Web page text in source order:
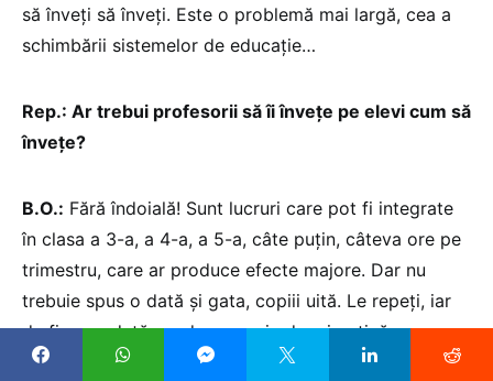
să înveți să înveți. Este o problemă mai largă, cea a
schimbării sistemelor de educație…
Rep.: Ar trebui profesorii să îi învețe pe elevi cum să
învețe?
B.O.: Fără îndoială! Sunt lucruri care pot fi integrate
în clasa a 3-a, a 4-a, a 5-a, câte puțin, câteva ore pe
trimestru, care ar produce efecte majore. Dar nu
trebuie spus o dată și gata, copiii uită. Le repeți, iar
de fiecare dată, an de an, mai adaugi puțină
informație.